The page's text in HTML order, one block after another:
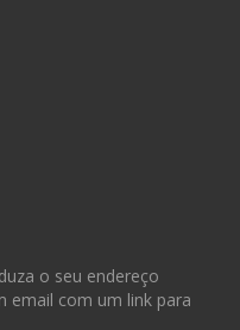
o seu endereço
email com um link para